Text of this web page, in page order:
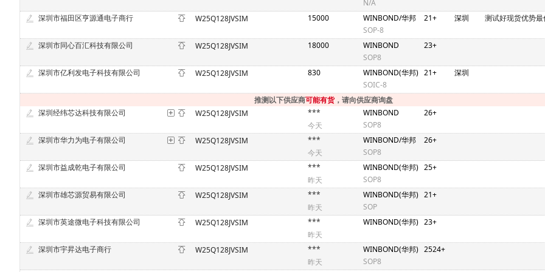
N/A
深圳市福田区亨源通电子商行
W25Q128JVSIM 15000
WINBOND/华邦
SOP-8
21+ 深圳 测试好现货优势最
深圳市同心百汇科技有限公司 W25Q128JVSIM 18000
WINBOND
SOP8
23+
深圳市亿利发电子科技有限公司 W25Q128JVSIM 830
WINBOND(华邦)
SOIC-8
21+ 深圳
推测以下供应商可能有货，请向供应商询盘
深圳经纬芯达科技有限公司
W25Q128JVSIM
***
今天
WINBOND
SOP8
26+
深圳市华力为电子有限公司 W25Q128JVSIM
***
今天
WINBOND/华邦
SOP8
26+
深圳市益成乾电子有限公司 W25Q128JVSIM
***
昨天
WINBOND(华邦)
SOP8
25+
深圳市雄芯源贸易有限公司 W25Q128JVSIM
***
昨天
WINBOND(华邦)
SOP
21+
深圳市英途微电子科技有限公司 W25Q128JVSIM
***
昨天
WINBOND(华邦) 23+
深圳市宇昇达电子商行 W25Q128JVSIM
***
昨天
WINBOND(华邦)
SOP8
2524+